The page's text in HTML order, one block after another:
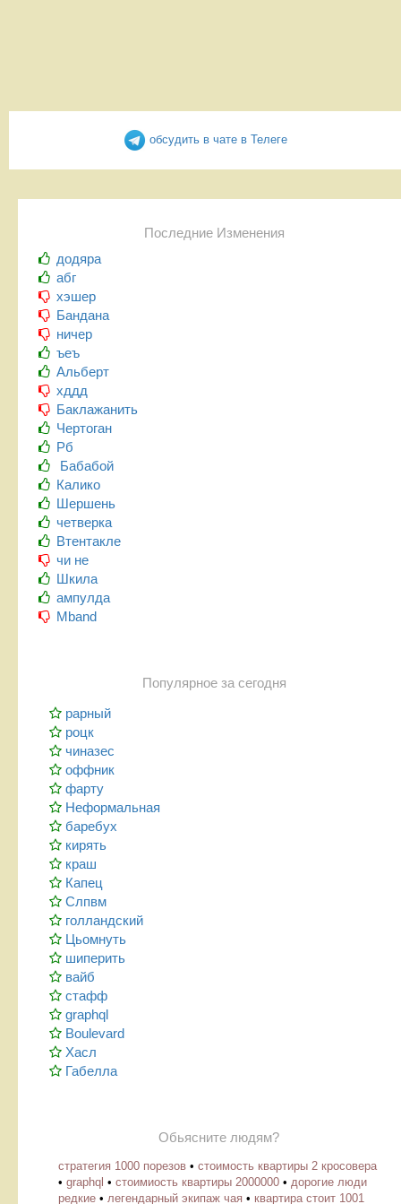
обсудить в чате в Телеге
Последние Изменения
додяра
абг
хэшер
Бандана
ничер
ъеъ
Альберт
хддд
Баклажанить
Чертоган
Рб
Бабабой
Калико
Шершень
четверка
Втентакле
чи не
Шкила
ампулда
Mband
Популярное за сегодня
рарный
роцк
чиназес
оффник
фарту
Неформальная
баребух
кирять
краш
Капец
Слпвм
голландский
Цьомнуть
шиперить
вайб
стафф
graphql
Boulevard
Хасл
Габелла
Обьясните людям?
стратегия 1000 порезов • стоимость квартиры 2 кросовера
• graphql • стоимиость квартиры 2000000 • дорогие люди
редкие • легендарный экипаж чая • квартира стоит 1001